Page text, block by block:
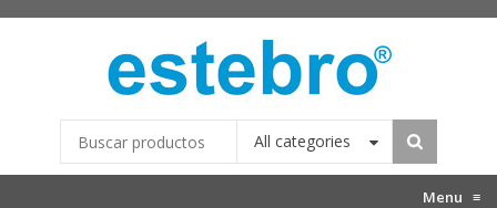
All categories
Menu ≡